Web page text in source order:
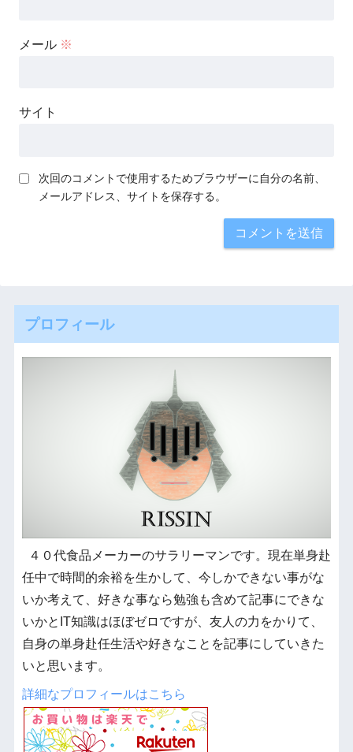
メール ※
サイト
次回のコメントで使用するためブラウザーに自分の名前、
メールアドレス、サイトを保存する。
プロフィール
４０代食品メーカーのサラリーマンです。現在単身赴
任中で時間的余裕を生かして、今しかできない事がな
いか考えて、好きな事なら勉強も含めて記事にできな
いかとIT知識はほぼゼロですが、友人の力をかりて、
自身の単身赴任生活や好きなことを記事にしていきた
いと思います。
詳細なプロフィールはこちら